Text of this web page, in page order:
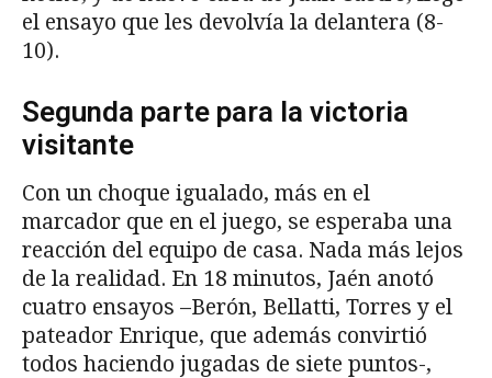
el ensayo que les devolvía la delantera (8-
10).
Segunda parte para la victoria
visitante
Con un choque igualado, más en el
marcador que en el juego, se esperaba una
reacción del equipo de casa. Nada más lejos
de la realidad. En 18 minutos, Jaén anotó
cuatro ensayos –Berón, Bellatti, Torres y el
pateador Enrique, que además convirtió
todos haciendo jugadas de siete puntos-,